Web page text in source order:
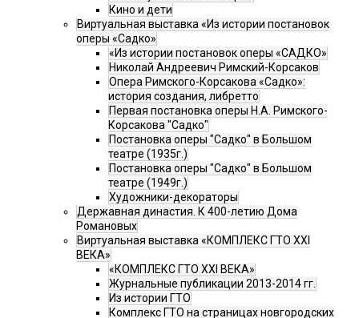
Кино и дети
Виртуальная выставка «Из истории постановок
оперы «Садко»
«Из истории постановок оперы «САДКО»
Николай Андреевич Римский-Корсаков
Опера Римского-Корсакова «Садко»:
история создания, либретто
Первая постановка оперы Н.А. Римского-
Корсакова "Садко"
Постановка оперы "Садко" в Большом
театре (1935г.)
Постановка оперы "Садко" в Большом
театре (1949г.)
Художники-декораторы
Державная династия. К 400-летию Дома
Романовых
Виртуальная выставка «КОМПЛЕКС ГТО XXI
ВЕКА»
«КОМПЛЕКС ГТО XXI ВЕКА»
Журнальные публикации 2013-2014 гг.
Из истории ГТО
Комплекс ГТО на страницах новгородских